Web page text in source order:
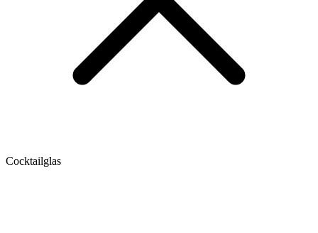
Cocktailglas